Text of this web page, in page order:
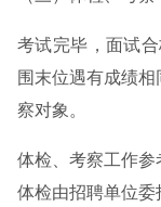
考试完毕，面试
围末位遇有成绩
察对象。
体检、考察工作参
体检由招聘单位